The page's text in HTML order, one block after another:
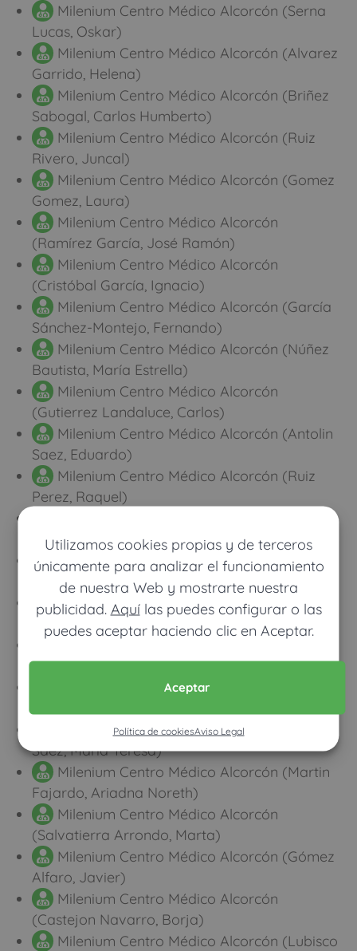
Utilizamos cookies propias y de terceros
únicamente para analizar el funcionamiento
de nuestra Web y mostrarte nuestra
publicidad. Aquílas puedes configurar o las
puedes aceptar haciendo clic en Aceptar.
Aceptar
Política de cookiesAviso Legal
Milenium Centro Médico Alcorcón (Serna
Lucas, Oskar)
Milenium Centro Médico Alcorcón (Alvarez
Garrido, Helena)
Milenium Centro Médico Alcorcón (Briñez
Sabogal, Carlos Humberto)
Milenium Centro Médico Alcorcón (Ruiz
Rivero, Juncal)
Milenium Centro Médico Alcorcón (Gomez
Gomez, Laura)
Milenium Centro Médico Alcorcón
(Ramírez García, José Ramón)
Milenium Centro Médico Alcorcón
(Cristóbal García, Ignacio)
Milenium Centro Médico Alcorcón (García
Sánchez-Montejo, Fernando)
Milenium Centro Médico Alcorcón (Núñez
Bautista, María Estrella)
Milenium Centro Médico Alcorcón
(Gutierrez Landaluce, Carlos)
Milenium Centro Médico Alcorcón (Antolin
Saez, Eduardo)
Milenium Centro Médico Alcorcón (Ruiz
Perez, Raquel)
(Caballero Espinosa, María José)
Milenium Centro Médico Alcorcón (Clares
Monton, Patricia)
Milenium Centro Médico Alcorcón (Lopez
de Silanes de Miguel, Carlos)
Milenium Centro Médico Alcorcón (Alonso
Gomez, Santiago)
Milenium Centro Médico Alcorcón
Milenium Centro Médico Alcorcón (Rivas
Saez, Maria Teresa)
Milenium Centro Médico Alcorcón (Martin
Fajardo, Ariadna Noreth)
Milenium Centro Médico Alcorcón
(Salvatierra Arrondo, Marta)
Milenium Centro Médico Alcorcón (Gómez
Alfaro, Javier)
Milenium Centro Médico Alcorcón
(Castejon Navarro, Borja)
Milenium Centro Médico Alcorcón (Lubisco